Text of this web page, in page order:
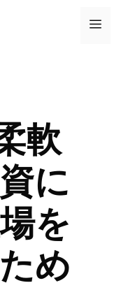
メ
軟
に
を
め